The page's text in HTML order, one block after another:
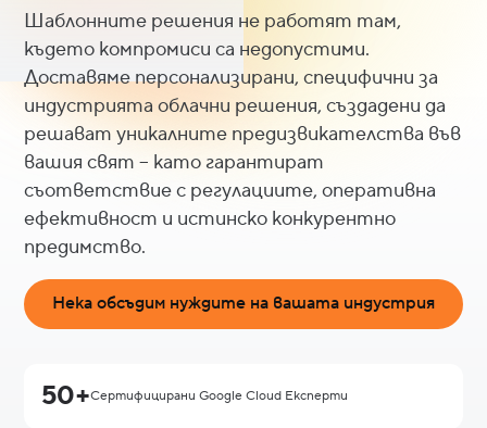
Шаблонните решения не работят там,
където компромиси са недопустими.
Доставяме персонализирани, специфични за
индустрията облачни решения, създадени да
решават уникалните предизвикателства във
вашия свят – като гарантират
съответствие с регулациите, оперативна
ефективност и истинско конкурентно
предимство.
Нека обсъдим нуждите на вашата индустрия
50+Сертифицирани Google Cloud Експерти